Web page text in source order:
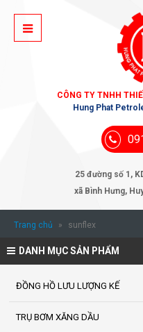
CÔNG TY TNHH
Hung Phat
25 đường số 1,
xã Bình Hưng,
Trang chủ » sunflex
DANH MỤC SẢN PHẨM
ĐỒNG HỒ LƯU LƯỢNG KẾ
TRỤ BƠM XĂNG DẦU